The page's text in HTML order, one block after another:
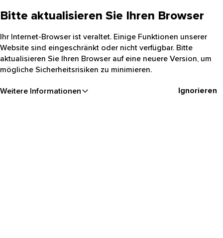
Bitte aktualisieren Sie Ihren Browser
Ihr Internet-Browser ist veraltet. Einige Funktionen unserer
Website sind eingeschränkt oder nicht verfügbar. Bitte
aktualisieren Sie Ihren Browser auf eine neuere Version, um
mögliche Sicherheitsrisiken zu minimieren.
Weitere Informationen Ignorieren